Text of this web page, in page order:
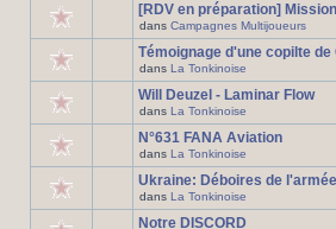
[RDV en préparation]
dans Campagnes Multijoueurs
Témoignage d'une copilte de
dans La Tonkinoise
Will Deuzel - Laminar Flow
dans La Tonkinoise
N°631 FANA Aviation
dans La Tonkinoise
Ukraine: Déboires de
dans La Tonkinoise
Notre DISCORD